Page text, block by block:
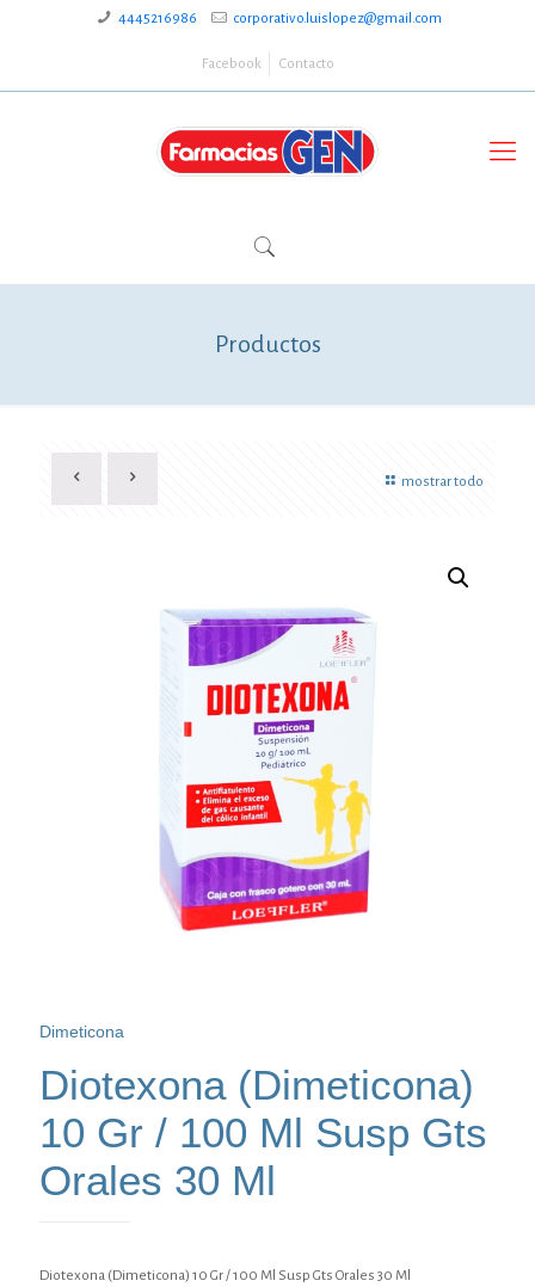
4445216986 corporativo.luislopez@gmail.com
Facebook Contacto
Productos
mostrar todo
Dimeticona
Diotexona (Dimeticona)
10 Gr / 100 Ml Susp Gts
Orales 30 Ml
Diotexona (Dimeticona) 10 Gr / 100 Ml Susp Gts Orales 30 Ml